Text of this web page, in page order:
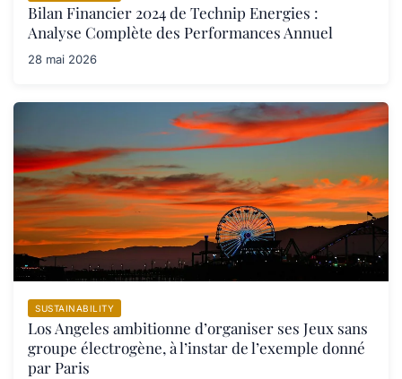
Bilan Financier 2024 de Technip Energies :
Analyse Complète des Performances Annuel
28 mai 2026
SUSTAINABILITY
Los Angeles ambitionne d’organiser ses Jeux sans
groupe électrogène, à l’instar de l’exemple donné
par Paris